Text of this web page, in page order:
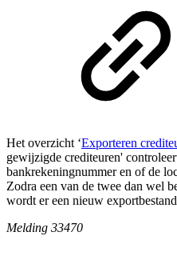
Het overzicht ‘Exporteren
gewijzigde crediteuren'
bankrekeningnummer en of de
Zodra een van de twee dan wel
wordt er een nieuw
Melding 33470